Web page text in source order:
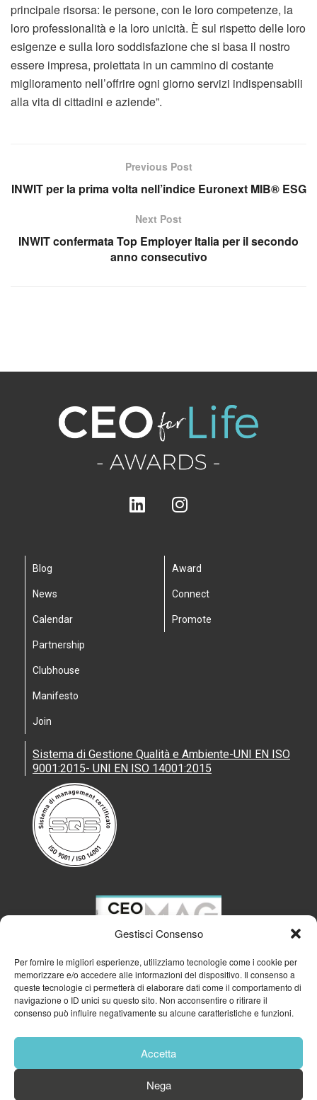
Gestisci Consenso
Per fornire le migliori esperienze, utilizziamo tecnologie come i cookie per
memorizzare e/o accedere alle informazioni del dispositivo. Il consenso a
queste tecnologie ci permetterà di elaborare dati come il comportamento di
navigazione o ID unici su questo sito. Non acconsentire o ritirare il
consenso può influire negativamente su alcune caratteristiche e funzioni.
Accetta
Nega
principale risorsa: le persone, con le loro competenze, la
loro professionalità e la loro unicità. È sul rispetto delle loro
esigenze e sulla loro soddisfazione che si basa il nostro
essere impresa, proiettata in un cammino di costante
miglioramento nell’offrire ogni giorno servizi indispensabili
alla vita di cittadini e aziende”.
Previous Post
INWIT per la prima volta nell’indice Euronext MIB® ESG
Next Post
INWIT confermata Top Employer Italia per il secondo
anno consecutivo
Blog
News
Calendar
Partnership
Clubhouse
Manifesto
Join
Award
Connect
Promote
Sistema di Gestione Qualità e Ambiente-UNI EN ISO
9001:2015- UNI EN ISO 14001:2015